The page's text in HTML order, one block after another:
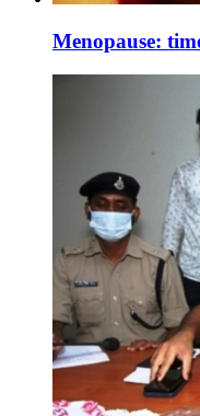
Menopause: